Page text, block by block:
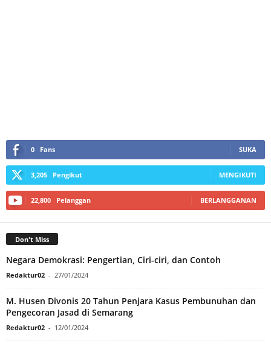
0 Fans SUKA
3,205 Pengikut MENGIKUTI
22,800 Pelanggan BERLANGGANAN
Don't Miss
Negara Demokrasi: Pengertian, Ciri-ciri, dan Contoh
Redaktur02 - 27/01/2024
M. Husen Divonis 20 Tahun Penjara Kasus Pembunuhan dan
Pengecoran Jasad di Semarang
Redaktur02 - 12/01/2024